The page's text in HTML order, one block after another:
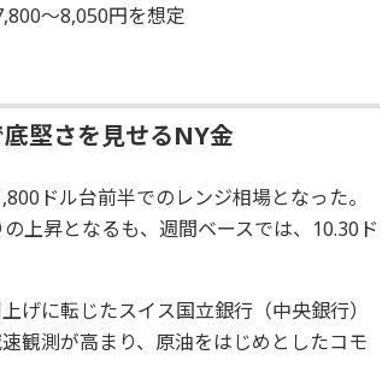
～8,050円を想定
堅さを見せるNY金
ドル台前半でのレンジ相場となった。
上昇となるも、週間ベースでは、10.30ド
げに転じたスイス国立銀行（中央銀行）
観測が高まり、原油をはじめとしたコモ